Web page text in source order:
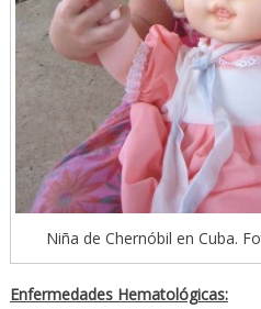
Niña de Chernóbil en Cuba.
Enfermedades Hematológicas: